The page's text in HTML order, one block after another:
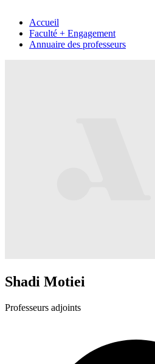
Accueil
Faculté + Engagement
Annuaire des professeurs
Shadi Motiei
Professeurs adjoints